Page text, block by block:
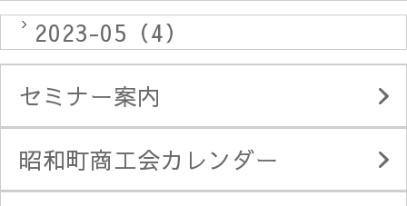
2023-05（4）
セミナー案内
昭和町商工会カレンダー